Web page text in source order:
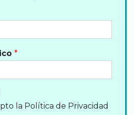
*
la Política de Privacidad